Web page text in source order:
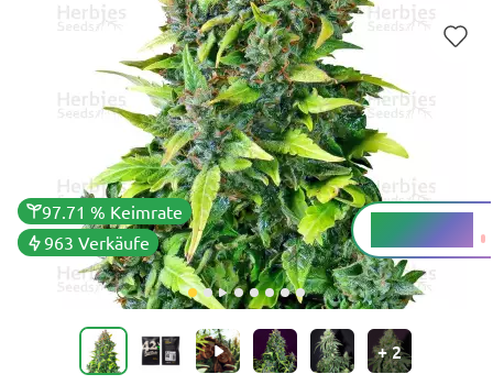
97.71 % Keimrate
963 Verkäufe
0.3 - 0.85 %
THC
+2